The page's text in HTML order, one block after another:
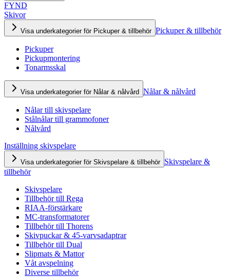
FYND
Skivor
Visa underkategorier för Pickuper & tillbehör Pickuper & tillbehör
Pickuper
Pickupmontering
Tonarmsskal
Visa underkategorier för Nålar & nålvård Nålar & nålvård
Nålar till skivspelare
Stålnålar till grammofoner
Nålvård
Inställning skivspelare
Visa underkategorier för Skivspelare & tillbehör Skivspelare &
tillbehör
Skivspelare
Tillbehör till Rega
RIAA-förstärkare
MC-transformatorer
Tillbehör till Thorens
Skivpuckar & 45-varvsadaptrar
Tillbehör till Dual
Slipmats & Mattor
Våt avspelning
Diverse tillbehör